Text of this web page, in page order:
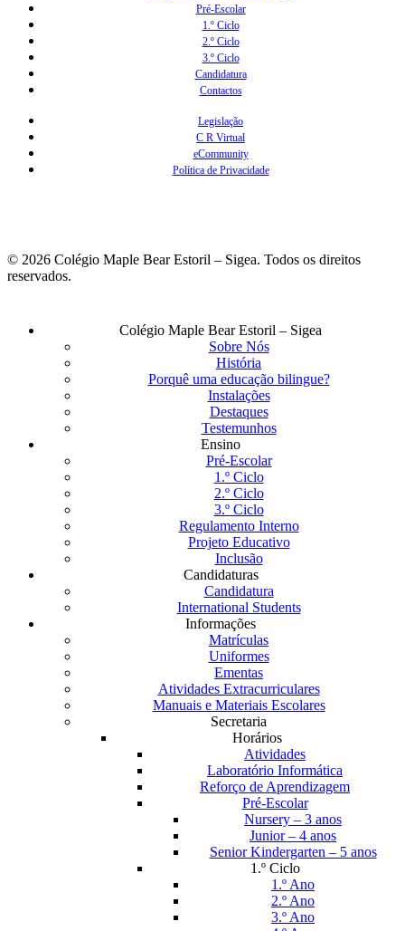
Pré-Escolar
1.º Ciclo
2.º Ciclo
3.º Ciclo
Candidatura
Contactos
Legislação
C R Virtual
eCommunity
Política de Privacidade
© 2026 Colégio Maple Bear Estoril – Sigea. Todos os direitos
reservados.
Fechar
Colégio Maple Bear Estoril – Sigea
Sobre Nós
História
Porquê uma educação bilingue?
Instalações
Destaques
Testemunhos
Ensino
Pré-Escolar
1.º Ciclo
2.º Ciclo
3.º Ciclo
Regulamento Interno
Projeto Educativo
Inclusão
Candidaturas
Candidatura
International Students
Informações
Matrículas
Uniformes
Ementas
Atividades Extracurriculares
Manuais e Materiais Escolares
Secretaria
Horários
Atividades
Laboratório Informática
Reforço de Aprendizagem
Pré-Escolar
Nursery – 3 anos
Junior – 4 anos
Senior Kindergarten – 5 anos
1.º Ciclo
1.º Ano
2.º Ano
3.º Ano